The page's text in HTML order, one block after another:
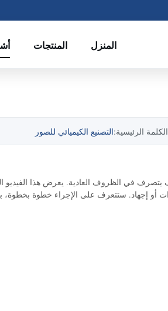
المنزل المنتجات
الكلمة الرئيسية:التصنيع الكيميائي للصور
في الظروف العادية. يعرض هذا الفيديو
أو إجهاد. ستتعرف على الإجراء خطوة